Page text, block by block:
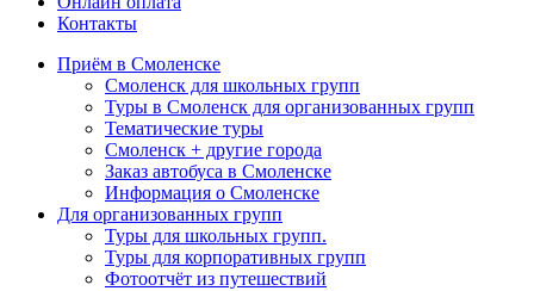
Контакты
Приём в Смоленске
Смоленск для школьных групп
Туры в Смоленск для организованных групп
Тематические туры
Смоленск + другие города
Заказ автобуса в Смоленске
Информация о Смоленске
Для организованных групп
Туры для школьных групп.
Туры для корпоративных групп
Фотоотчёт из путешествий